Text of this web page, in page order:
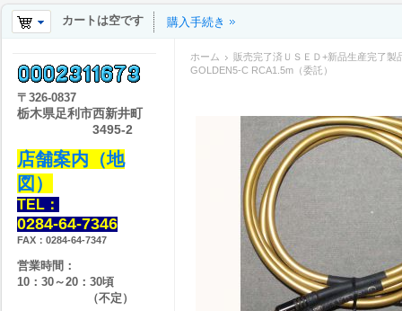
カートは空です 購入手続き
ホーム
販売完了済ＵＳＥＤ+新品生産完了製
GOLDEN5-C RCA1.5m（委託）
〒 326-0837
栃木県足利市西新井町
3495-2
店舗案内（地
図）
TEL：
0284-64-7346
FAX：0284-64-7347
営業時間：
10：30～20：30頃
（不定）